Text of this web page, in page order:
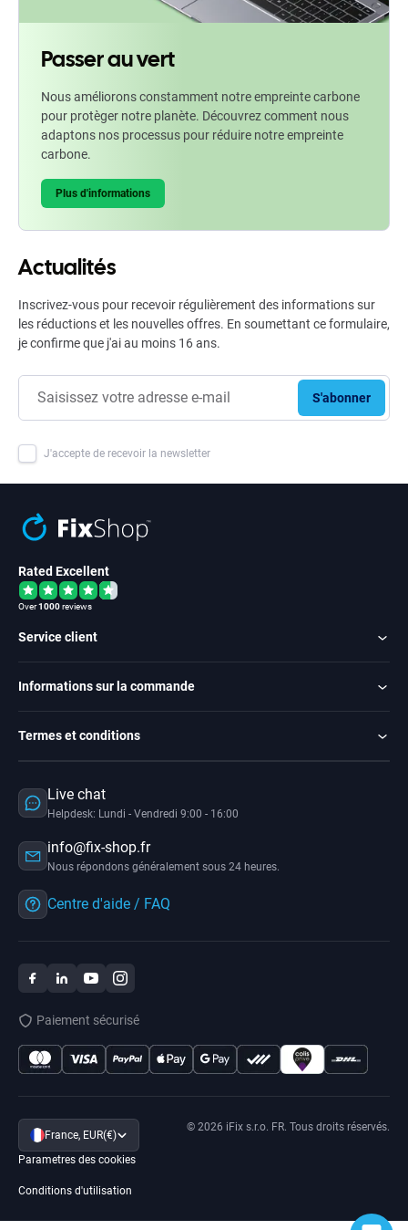
Passer au vert
Nous améliorons constamment notre empreinte carbone
pour protèger notre planète. Découvrez comment nous
adaptons nos processus pour réduire notre empreinte
carbone.
Plus d'informations
Actualités
Inscrivez-vous pour recevoir régulièrement des informations sur
les réductions et les nouvelles offres. En soumettant ce formulaire,
je confirme que j'ai au moins 16 ans.
S'abonner
J'accepte de recevoir la newsletter
Rated Excellent
Over1000reviews
Service client
Informations sur la commande
Termes et conditions
Live chat
Helpdesk: Lundi - Vendredi 9:00 - 16:00
info@fix-shop.fr
Nous répondons généralement sous 24 heures.
Centre d'aide / FAQ
Paiement sécurisé
France, EUR(€)
Parametres des cookies
Conditions d'utilisation
© 2026 iFix s.r.o. FR. Tous droits réservés.